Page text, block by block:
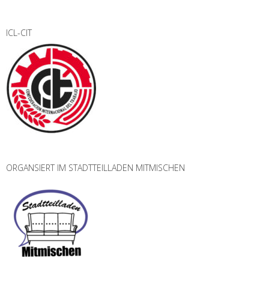
ICL-CIT
ORGANSIERT IM STADTTEILLADEN MITMISCHEN